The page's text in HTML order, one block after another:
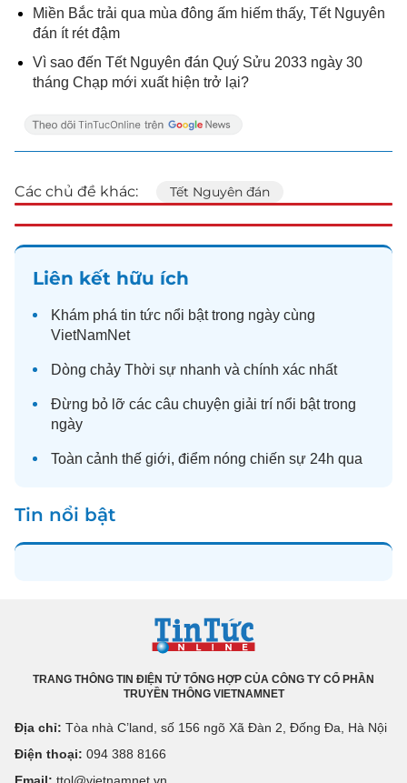
Miền Bắc trải qua mùa đông ấm hiếm thấy, Tết Nguyên
đán ít rét đậm
Vì sao đến Tết Nguyên đán Quý Sửu 2033 ngày 30
tháng Chạp mới xuất hiện trở lại?
Các chủ đề khác: Tết Nguyên đán
Liên kết hữu ích
Khám phá tin tức nổi bật trong ngày cùng
VietNamNet
Dòng chảy Thời sự nhanh và chính xác nhất
Đừng bỏ lỡ các câu chuyện giải trí nổi bật trong
ngày
Toàn cảnh thế giới, điểm nóng chiến sự 24h qua
Tin nổi bật
TRANG THÔNG TIN ĐIỆN TỬ TỔNG HỢP CỦA CÔNG TY CỔ PHẦN
TRUYỀN THÔNG VIETNAMNET
Địa chỉ: Tòa nhà C’land, số 156 ngõ Xã Đàn 2, Đống Đa, Hà Nội
Điện thoại: 094 388 8166